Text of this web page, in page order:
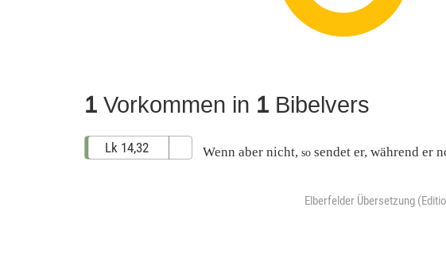
1 Vorkommen in 1 Bibelvers
Lk 14,32 Wenn aber nicht, so sendeter, während er
Elberfelder Übersetzung